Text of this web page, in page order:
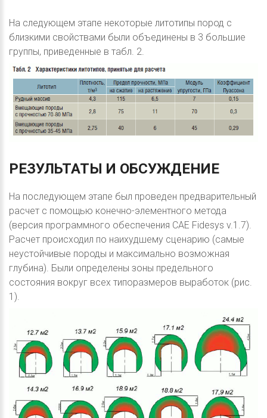
На следующем этапе некоторые литотипы пород с
близкими свойствами были объединены в 3 большие
группы, приведенные в табл. 2.
РЕЗУЛЬТАТЫ И ОБСУЖДЕНИЕ
На последующем этапе был проведен предварительный
расчет с помощью конечно-элементного метода
(версия программного обеспечения CAE Fidesys v.1.7).
Расчет происходил по наихудшему сценарию (самые
неустойчивые породы и максимально возможная
глубина). Были определены зоны предельного
состояния вокруг всех типоразмеров выработок (рис.
1).